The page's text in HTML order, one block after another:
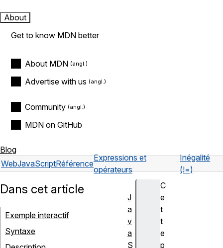
About
Get to know MDN better
About MDN
Advertise with us
Community
MDN on GitHub
Blog
WebJavaScriptRéférence
Expressions et
opérateurs
Inégalité
(!=)
C
e
t
t
e
p
Dans cet article
Exemple interactif
Syntaxe
J
a
v
a
S